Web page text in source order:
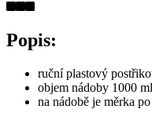
Popis:
ruční plastový
objem nádoby 1000
na nádobě je měrka